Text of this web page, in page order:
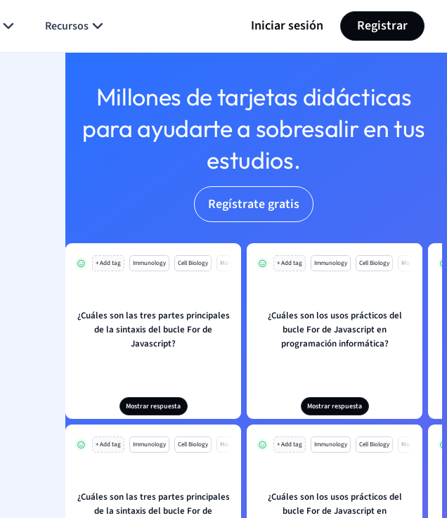
Recursos Iniciar sesión Registrar
Millones de tarjetas didácticas
para ayudarte a sobresalir en tus
estudios.
Regístrate gratis
+ Add tag Immunology Cell Biology Mo
¿Cuáles son las tres partes principales
de la sintaxis del bucle For de
Javascript?
Mostrar respuesta
+ Add tag Immunology Cell Biology Mo
¿Cuáles son los usos prácticos del
bucle For de Javascript en
programación informática?
Mostrar respuesta
+ Add tag Immunology Cell Biology Mo
¿Cuáles son las tres partes principales
de la sintaxis del bucle For de
+ Add tag Immunology Cell Biology Mo
¿Cuáles son los usos prácticos del
bucle For de Javascript en